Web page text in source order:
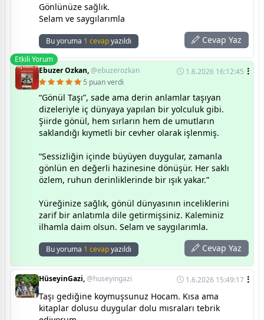
Gönlünüze sağlık.
Selam ve saygılarımla
Bu yoruma 1 cevapyazıldı Cevap Yaz
Etkili Yorum
Ebuzer Ozkan,@ebuzerozkan
1.6.2026 16:12:45
5 puan verdi
“Gönül Taşı”, sade ama derin anlamlar taşıyan
dizeleriyle iç dünyaya yapılan bir yolculuk gibi.
Şiirde gönül, hem sırların hem de umutların
saklandığı kıymetli bir cevher olarak işlenmiş.
“Sessizliğin içinde büyüyen duygular, zamanla
gönlün en değerli hazinesine dönüşür. Her saklı
özlem, ruhun derinliklerinde bir ışık yakar.”
Yüreğinize sağlık, gönül dünyasının inceliklerini
zarif bir anlatımla dile getirmişsiniz. Kaleminiz
ilhamla daim olsun. Selam ve saygılarımla.
Bu yoruma 1 cevapyazıldı Cevap Yaz
HüseyinGazi,@huseyingazi 1.6.2026 15:49:17
Taşı gediğine koymuşsunuz Hocam. Kısa ama
kitaplar dolusu duygular dolu mısraları tebrik